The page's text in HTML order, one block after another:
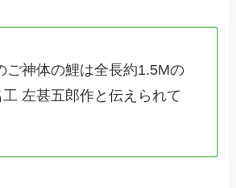
ご神体の鯉は全長約1.5Mの
左甚五郎作と伝えられて